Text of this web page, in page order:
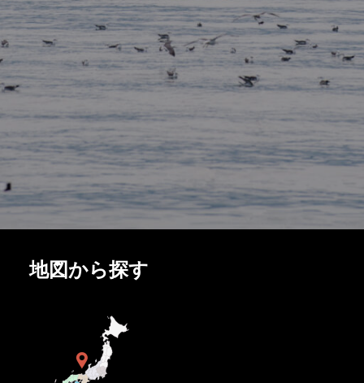
地図から探す